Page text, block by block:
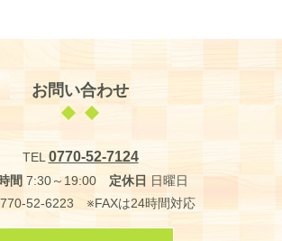
お問い合わせ
TEL 0770-52-7124
間 7:30～19:00 定休日 日曜日
52-6223 ※FAXは24時間対応